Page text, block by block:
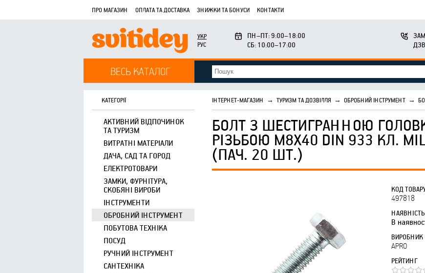
ПРО МАГАЗИН ОПЛАТА ТА ДОСТАВКА ЗНИЖКИ ТА БОНУСИ КОНТАКТИ
УКР
РУС
ПН–ПТ: 9:00–18:00
СБ: 10:00–17:00
ВЕСЬ КАТАЛОГ
КАТЕГОРІЇ
АКТИВНИЙ ВІДПОЧИНОК
ТА ТУРИЗМ
ВИТРАТНІ МАТЕРІАЛИ
ДАЧА, САД ТА ГОРОД
ЕЛЕКТРОТОВАРИ
ЗАМКИ, ФУРНІТУРА,
СКОБЯНІ ВИРОБИ
ІНСТРУМЕНТИ
ОБРОБНИЙ ІНСТРУМЕНТ
ПОБУТОВА ТЕХНІКА
ПОСУД
РУЧНИЙ ІНСТРУМЕНТ
САНТЕХНІКА
ІНТЕРНЕТ-МАГАЗИН → ТУРИЗМ ТА ДОЗВІЛЛЯ → ОБРОБНИЙ ІНСТРУМЕНТ →
БОЛТ З ШЕСТИГРАННОЮ
РІЗЬБОЮ М8Х40 DIN 933 КЛ.
(ПАЧ. 20 ШТ.)
КОД
497818
НАЯВНІСТЬ
В
ВИРОБНИК
APRO
РЕЙТИНГ